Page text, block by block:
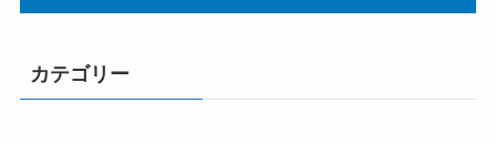
カテゴリー